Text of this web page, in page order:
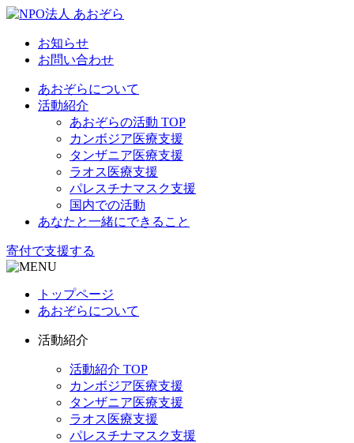
お知らせ
お問い合わせ
あおぞらについて
活動紹介
あおぞらの活動 TOP
カンボジア医療支援
タンザニア医療支援
ラオス医療支援
パレスチナマスク支援
国内での活動
あなたと一緒にできること
寄付で支援する
トップページ
あおぞらについて
活動紹介
活動紹介 TOP
カンボジア医療支援
タンザニア医療支援
ラオス医療支援
パレスチナマスク支援